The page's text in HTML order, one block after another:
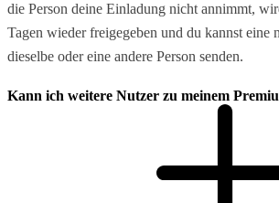
die Person deine Einladung nicht annimmt,
Tagen wieder freigegeben und du kannst eine
dieselbe oder eine andere Person senden.
Kann ich weitere Nutzer zu meinem